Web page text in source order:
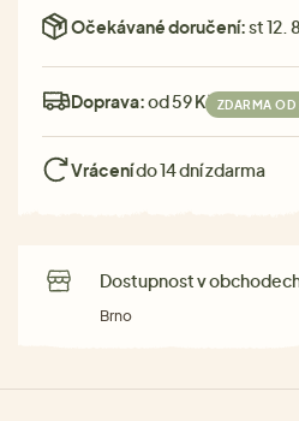
Očekávané doručení:st 12.
Doprava:od 59 Kč ZDARMA
Vrácenído 14 dní zdarma
Dostupnost v
Brno